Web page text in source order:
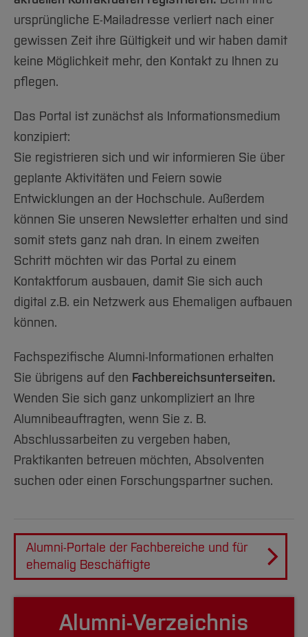
Arbeiten im FB G
Forschung und Projekte
International
Team
Service
Studiengänge
Studieninteressierte
Studium
Fachgruppen
Forschung und Entwicklung
Service
Amtliche Bekanntmachungen
Notfall-Infos
BO Shop
Familiengerechte Hochschule
Gleichstellung
Diskriminierungsfreie Hochschule
Vertretungen
Hochschulbibliothek
Hochschulkommunikation
International Office
Medienzentrum
Zentrale Studienberatung
ursprüngliche E-Mailadresse verliert nach einer
gewissen Zeit ihre Gültigkeit und wir haben damit
keine Möglichkeit mehr, den Kontakt zu Ihnen zu
pflegen.
Das Portal ist zunächst als Informationsmedium
konzipiert:
Sie registrieren sich und wir informieren Sie über
geplante Aktivitäten und Feiern sowie
Entwicklungen an der Hochschule. Außerdem
können Sie unseren Newsletter erhalten und sind
somit stets ganz nah dran. In einem zweiten
Schritt möchten wir das Portal zu einem
Kontaktforum ausbauen, damit Sie sich auch
digital z.B. ein Netzwerk aus Ehemaligen aufbauen
können.
Fachspezifische Alumni-Informationen erhalten
Sie übrigens auf den Fachbereichsunterseiten.
Wenden Sie sich ganz unkompliziert an Ihre
Alumnibeauftragten, wenn Sie z. B.
Abschlussarbeiten zu vergeben haben,
Praktikanten betreuen möchten, Absolventen
suchen oder einen Forschungspartner suchen.
Alumni-Portale der Fachbereiche und für
ehemalig Beschäftigte
Alumni-Verzeichnis